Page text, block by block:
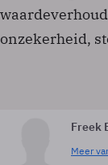
onzekerheid,
Freek
Meer